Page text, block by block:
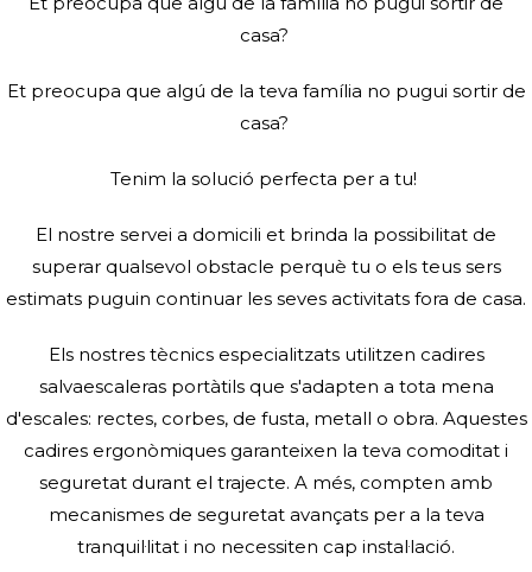
casa?
Et preocupa que algú de la teva família no pugui sortir de
casa?
Tenim la solució perfecta per a tu!
El nostre servei a domicili et brinda la possibilitat de
superar qualsevol obstacle perquè tu o els teus sers
estimats puguin continuar les seves activitats fora de casa.
Els nostres tècnics especialitzats utilitzen cadires
salvaescaleras portàtils que s'adapten a tota mena
d'escales: rectes, corbes, de fusta, metall o obra. Aquestes
cadires ergonòmiques garanteixen la teva comoditat i
seguretat durant el trajecte. A més, compten amb
mecanismes de seguretat avançats per a la teva
tranquil·litat i no necessiten cap instal·lació.